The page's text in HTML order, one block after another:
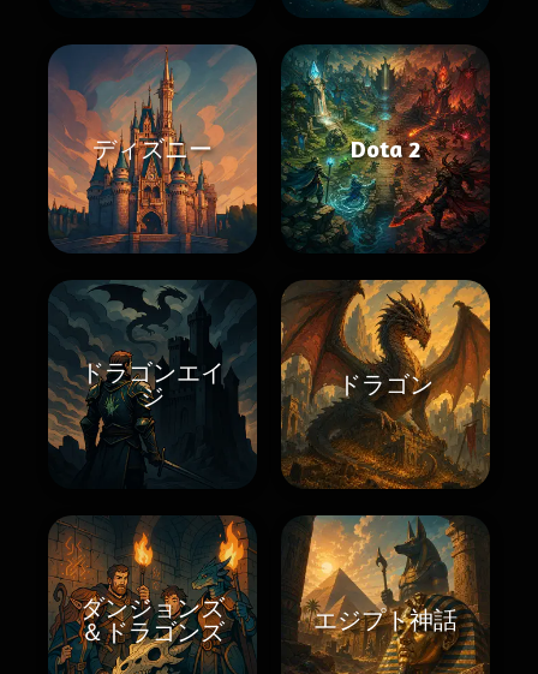
ディズニー Dota 2
ドラゴンエイ
ジ
ドラゴン
ダンジョンズ
＆ドラゴンズ
エジプト神話